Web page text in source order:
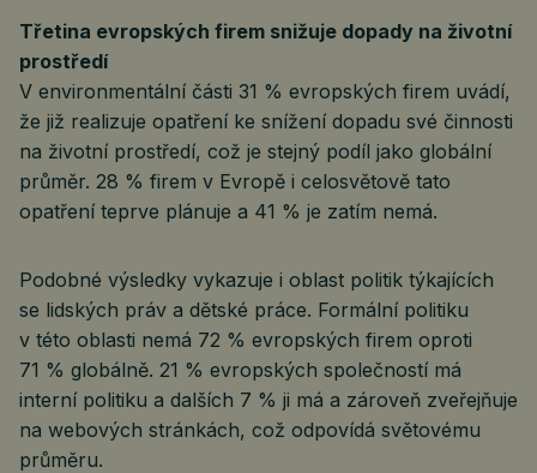
Třetina evropských firem snižuje dopady na životní
prostředí
V environmentální části 31 % evropských firem uvádí,
že již realizuje opatření ke snížení dopadu své činnosti
na životní prostředí, což je stejný podíl jako globální
průměr. 28 % firem v Evropě i celosvětově tato
opatření teprve plánuje a 41 % je zatím nemá.
Podobné výsledky vykazuje i oblast politik týkajících
se lidských práv a dětské práce. Formální politiku
v této oblasti nemá 72 % evropských firem oproti
71 % globálně. 21 % evropských společností má
interní politiku a dalších 7 % ji má a zároveň zveřejňuje
na webových stránkách, což odpovídá světovému
průměru.